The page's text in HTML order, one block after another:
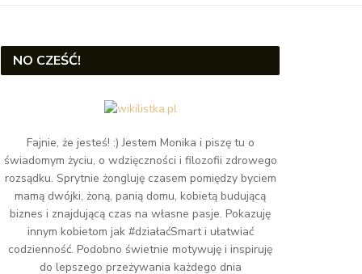
NO CZEŚĆ!
Fajnie, że jesteś! :) Jestem Monika i piszę tu o
świadomym życiu, o wdzięczności i filozofii zdrowego
rozsądku. Sprytnie żongluję czasem pomiędzy byciem
mamą dwójki, żoną, panią domu, kobietą budującą
biznes i znajdującą czas na własne pasje. Pokazuję
innym kobietom jak #działaćSmart i ułatwiać
codzienność. Podobno świetnie motywuję i inspiruję
do lepszego przeżywania każdego dnia